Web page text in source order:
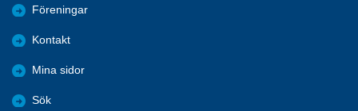
Föreningar
Kontakt
Mina sidor
Sök